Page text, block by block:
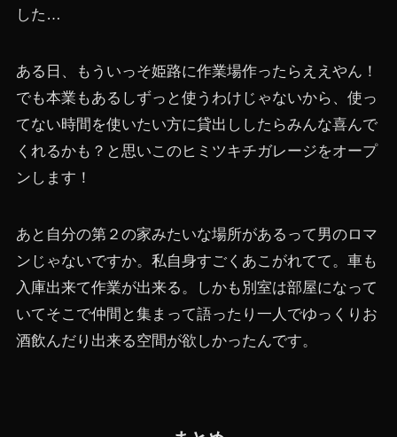
した…
ある日、もういっそ姫路に作業場作ったらええやん！
でも本業もあるしずっと使うわけじゃないから、使っ
てない時間を使いたい方に貸出ししたらみんな喜んで
くれるかも？と思いこのヒミツキチガレージをオープ
ンします！
あと自分の第２の家みたいな場所があるって男のロマ
ンじゃないですか。私自身すごくあこがれてて。車も
入庫出来て作業が出来る。しかも別室は部屋になって
いてそこで仲間と集まって語ったり一人でゆっくりお
酒飲んだり出来る空間が欲しかったんです。